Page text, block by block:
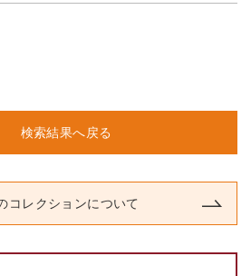
検索結果へ戻る
コレクションについて